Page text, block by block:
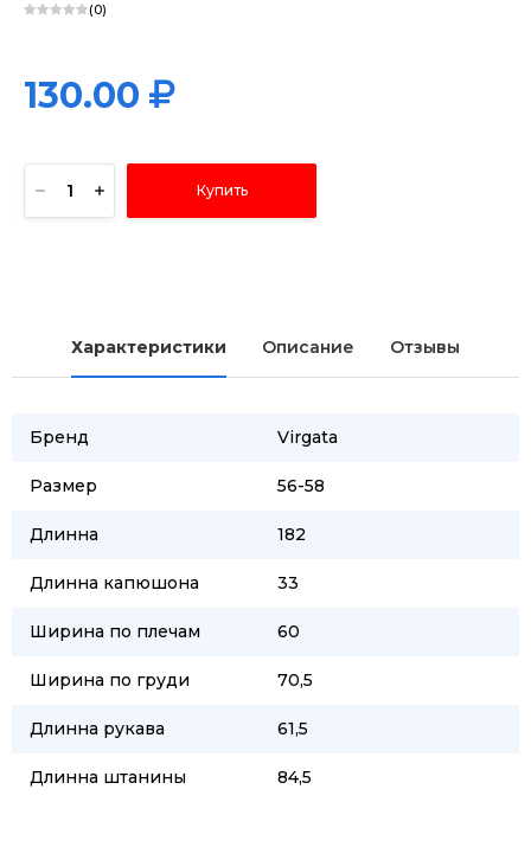
(0)
130.00
Купить
Характеристики Описание Отзывы
Бренд Virgata
Размер 56-58
Длинна 182
Длинна капюшона 33
Ширина по плечам 60
Ширина по груди 70,5
Длинна рукава 61,5
Длинна штанины 84,5